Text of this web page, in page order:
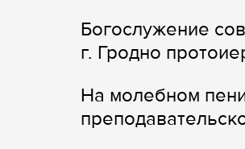
Богослужение
г. Гродно
На молебном